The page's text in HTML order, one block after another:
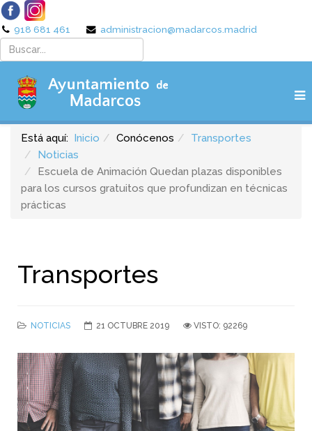
918 681 461 administracion@madarcos.madrid
Está aquí: Inicio Conócenos
Transportes
Noticias
Escuela de Animación Quedan plazas disponibles
para los cursos gratuitos que profundizan en técnicas
prácticas
Transportes
NOTICIAS 21 OCTUBRE 2019 VISTO: 92269